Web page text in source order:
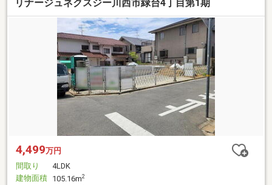
リナージュネクスジー川西市緑台4丁目第1期
4,499万円
間取り
4LDK
建物面積 105.16m2